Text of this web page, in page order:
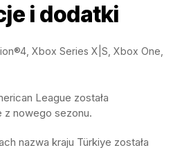
i dodatki
Xbox Series X|S, Xbox One,
League została
z nowego sezonu.
nazwa kraju Türkiye została